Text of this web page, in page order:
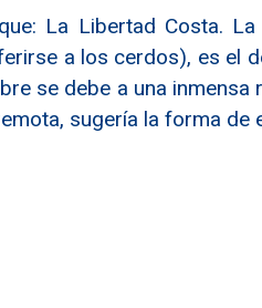
La Libertad Costa.
a los cerdos), es el
se debe a una
sugería la forma de